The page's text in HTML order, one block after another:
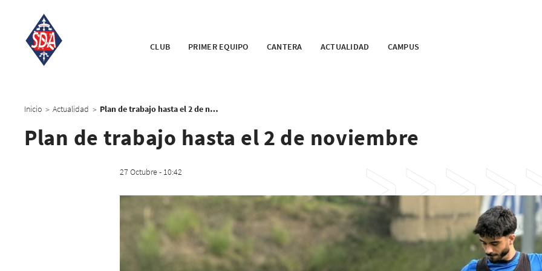
CLUB PRIMER EQUIPO CANTERA ACTUALIDAD CAMPUS
Inicio > Actualidad > Plan de trabajo hasta el 2 de noviembre
Plan de trabajo hasta el 2 de noviembre
27 Octubre - 10:42